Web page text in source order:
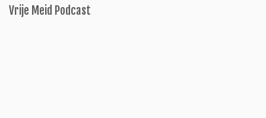
Vrije Meid Podcast